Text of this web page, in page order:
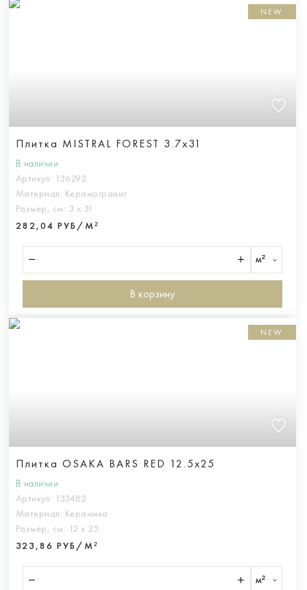
NEW
Плитка MISTRAL FOREST 3.7x31
В наличии
Артикул: 136292
Материал: Керамогранит
Размер, см: 3 х 31
282,04 РУБ/М²
м²
В корзину
NEW
Плитка OSAKA BARS RED 12.5x25
В наличии
Артикул: 133482
Материал: Керамика
Размер, см: 12 х 25
323,86 РУБ/М²
м²